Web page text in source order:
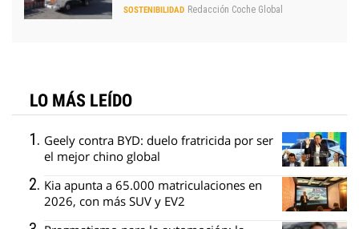
SOSTENIBILIDAD Redacción Coche Global
LO MÁS LEÍDO
Geely contra BYD: duelo fratricida por ser
el mejor chino global
Kia apunta a 65.000 matriculaciones en
2026, con más SUV y EV2